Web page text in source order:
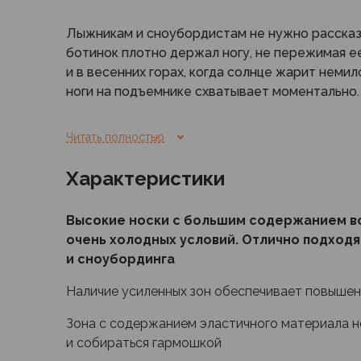
Беговые и спортивные
Пончо и дождевики
Пуховые куртки
Куртки с синтетическим утеплителем
Брюки
Брюки софтшелл и ветрозащита
Брюки с синтетическим утеплителем
Беговые и спортивные
Шорты
Термобелье
Термофутболки
Термотрусы
Толстовки, худи
Лыжникам и сноубордистам не нужно
ботинок плотно держал ногу, не пережимая
и в весенних горах, когда солнце жарит
ноги на подъемнике схватывает моментально.
В спортивный ботинок лишних носков не
рядом.
на изменение температуры тела,
переохлаждение, быстро сохнут, при этом
влезть в узкий ботинок.
Эластичные зоны не позволяют носку
швов, ботинок не натирает ногу. В области
зоны с ускоренным испарением избыточной
Читать полностью
Характеристики
Высокие носки с большим содержанием
очень холодных условий. Отлично
и сноубординга
Наличие усиленных зон обеспечивает
Зона с содержанием эластичного материала
и собираться гармошкой